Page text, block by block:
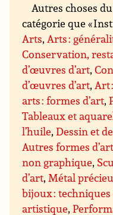
Autres choses
catégorie que «
Arts,Arts :
Conservation,
d’œuvres d’art,
d’œuvres d’art,Art
arts : formes d’art,
Tableaux et
l’huile,Dessin et
Autres formes
non graphique,
d’art,Métal
bijoux : techniques
artistique,